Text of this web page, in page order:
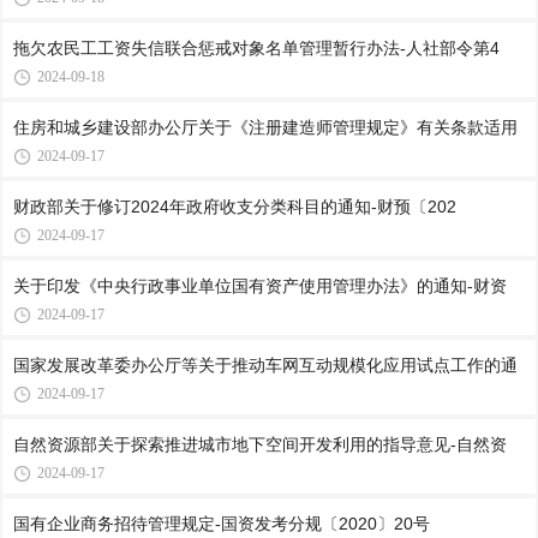
拖欠农民工工资失信联合惩戒对象名单管理暂行办法-人社部令第4
2024-09-18
住房和城乡建设部办公厅关于《注册建造师管理规定》有关条款适用
2024-09-17
财政部关于修订2024年政府收支分类科目的通知-财预〔202
2024-09-17
关于印发《中央行政事业单位国有资产使用管理办法》的通知-财资
2024-09-17
国家发展改革委办公厅等关于推动车网互动规模化应用试点工作的通
2024-09-17
自然资源部关于探索推进城市地下空间开发利用的指导意见-自然资
2024-09-17
国有企业商务招待管理规定-国资发考分规〔2020〕20号